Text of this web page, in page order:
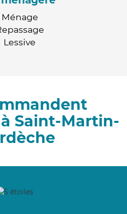
Ménage
Lessive
Saint-Martin-